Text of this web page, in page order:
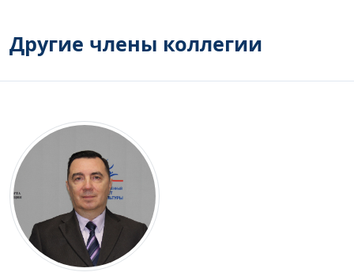
Другие члены коллегии